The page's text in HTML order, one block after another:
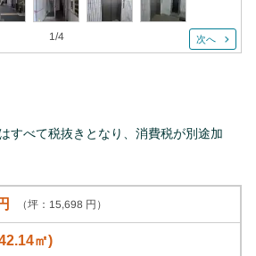
1/4 次へ
すべて税抜きとなり、消費税が別途加
（坪：15,698 円）
㎡)